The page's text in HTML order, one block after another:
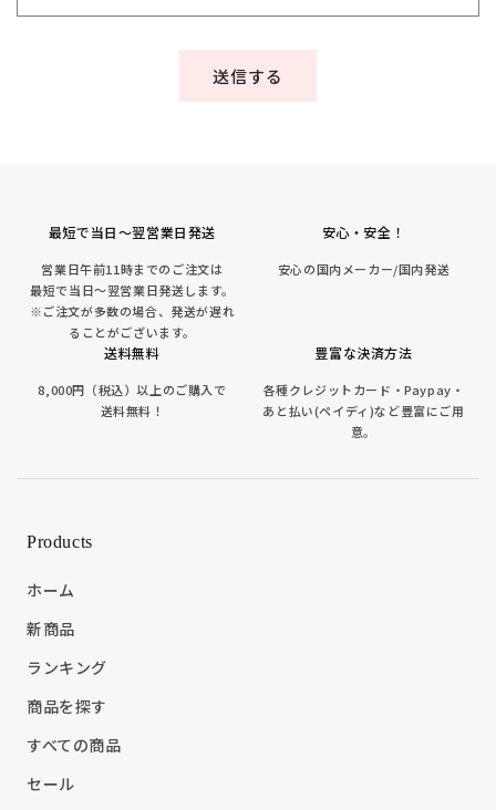
送信する
最短で当日～翌営業日発送
営業日午前11時までのご注文は
最短で当日～翌営業日発送します。
※ご注文が多数の場合、発送が遅れ
ることがございます。
安心・安全！
安心の国内メーカー/国内発送
送料無料
8,000円（税込）以上のご購入で
送料無料！
豊富な決済方法
各種クレジットカード・Paypay・
あと払い(ペイディ)など豊富にご用
意。
Products
ホーム
新商品
ランキング
商品を探す
すべての商品
セール